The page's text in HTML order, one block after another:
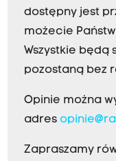
dostępny jest
możecie
Wszystkie będą
pozostaną bez
Opinie można
adres
Zapraszamy